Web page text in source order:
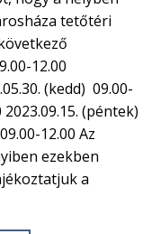
tetőtéri
12.00
(kedd) 09.00-
2023.09.15. (péntek)
12.00 Az
ezekben
a